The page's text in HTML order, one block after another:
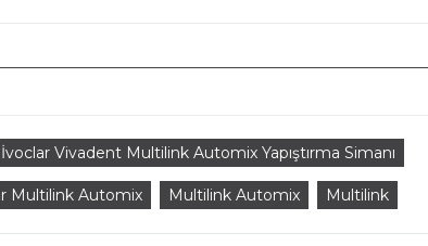
İvoclar Vivadent Multilink Automix Yapıştırma Simanı
Multilink Automix Multilink Automix Multilink